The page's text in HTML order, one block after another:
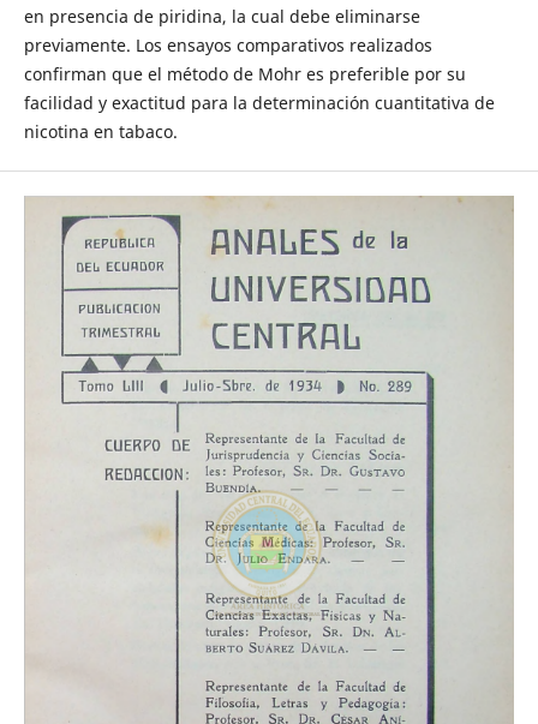
en presencia de piridina, la cual debe eliminarse
previamente. Los ensayos comparativos realizados
confirman que el método de Mohr es preferible por su
facilidad y exactitud para la determinación cuantitativa de
nicotina en tabaco.